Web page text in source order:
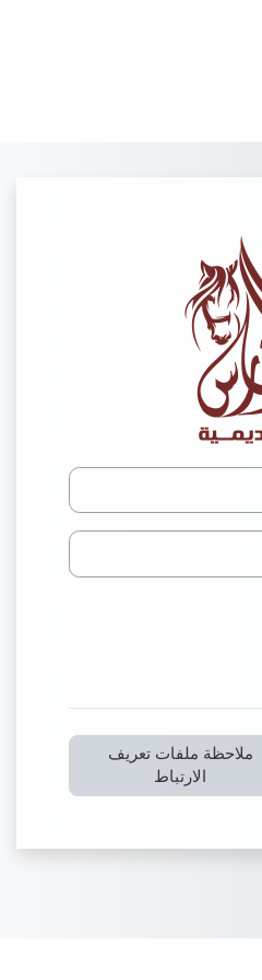
الدخول إلى منصة
ملاحظة ملفات تعريف
الارتباط